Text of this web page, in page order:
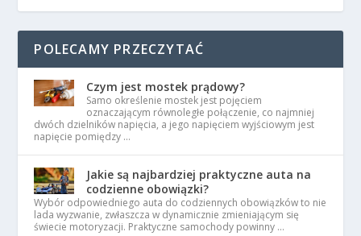
POLECAMY PRZECZYTAĆ
Czym jest mostek prądowy?
Samo określenie mostek jest pojęciem
oznaczającym równoległe połączenie, co najmniej
dwóch dzielników napięcia, a jego napięciem wyjściowym jest
napięcie pomiędzy …
Jakie są najbardziej praktyczne auta na
codzienne obowiązki?
Wybór odpowiedniego auta do codziennych obowiązków to nie
lada wyzwanie, zwłaszcza w dynamicznie zmieniającym się
świecie motoryzacji. Praktyczne samochody powinny …